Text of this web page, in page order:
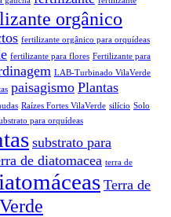
orgânico
fertilizante orgânico para orquídeas
fertilizante para flores Fertilizante para
LAB-Turbinado VilaVerde
paisagismo Plantas
Raízes Fortes VilaVerde silício Solo
para orquídeas
substrato para
de diatomacea terra de
Terra de